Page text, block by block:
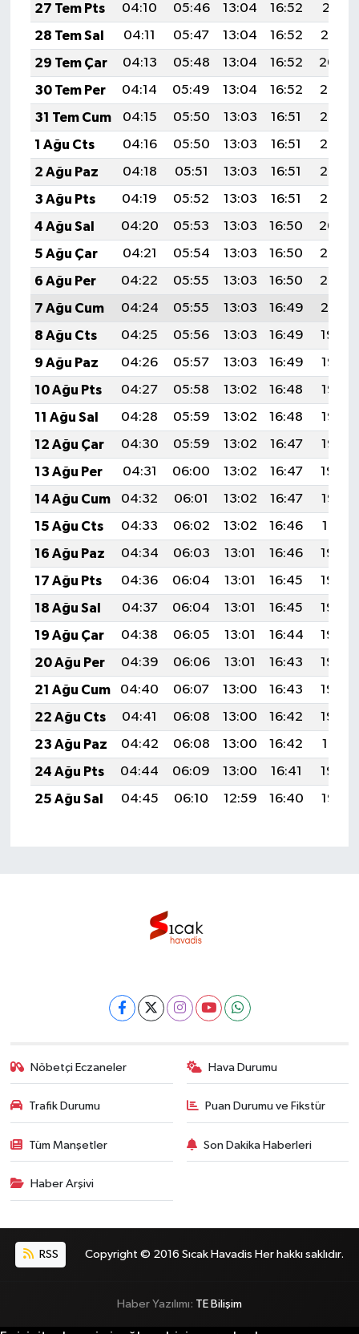
27 Tem Pts
04:10 05:46 13:04 16:52
20:11
28 Tem Sal
04:11 05:47 13:04 16:52
20:10
29 Tem Çar
04:13 05:48 13:04 16:52
20:09
30 Tem Per
04:14 05:49 13:04 16:52
20:08
31 Tem Cum
04:15 05:50 13:03 16:51
20:07
1 Ağu Cts
04:16 05:50 13:03 16:51
20:06
2 Ağu Paz
04:18 05:51 13:03 16:51
20:06
3 Ağu Pts
04:19 05:52 13:03 16:51
20:05
4 Ağu Sal
04:20 05:53 13:03 16:50
20:04
5 Ağu Çar
04:21 05:54 13:03 16:50
20:03
6 Ağu Per
04:22 05:55 13:03 16:50
20:02
7 Ağu Cum
04:24 05:55 13:03 16:49
20:01
8 Ağu Cts
04:25 05:56 13:03 16:49
19:59
9 Ağu Paz
04:26 05:57 13:03 16:49
19:58
10 Ağu Pts
04:27 05:58 13:02 16:48
19:57
11 Ağu Sal
04:28 05:59 13:02 16:48
19:56
12 Ağu Çar
04:30 05:59 13:02 16:47
19:55
13 Ağu Per
04:31 06:00 13:02 16:47
19:54
14 Ağu Cum
04:32 06:01 13:02 16:47
19:53
15 Ağu Cts
04:33 06:02 13:02 16:46
19:51
16 Ağu Paz
04:34 06:03 13:01 16:46
19:50
17 Ağu Pts
04:36 06:04 13:01 16:45
19:49
18 Ağu Sal
04:37 06:04 13:01 16:45
19:48
19 Ağu Çar
04:38 06:05 13:01 16:44
19:46
20 Ağu Per
04:39 06:06 13:01 16:43
19:45
21 Ağu Cum
04:40 06:07 13:00 16:43
19:44
22 Ağu Cts
04:41 06:08 13:00 16:42
19:43
23 Ağu Paz
04:42 06:08 13:00 16:42
19:41
24 Ağu Pts
04:44 06:09 13:00 16:41
19:40
25 Ağu Sal
04:45 06:10 12:59 16:40 19:38
Nöbetçi Eczaneler Hava Durumu
Trafik Durumu Puan Durumu ve Fikstür
Tüm Manşetler Son Dakika Haberleri
Haber Arşivi
RSS Copyright © 2016 Sıcak Havadis Her hakkı saklıdır.
Haber Yazılımı: TE Bilişim